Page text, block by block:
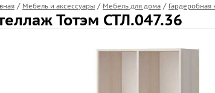
/ Мебель и аксессуары / Мебель для дома / Гардеробная
Тотэм СТЛ.047.36